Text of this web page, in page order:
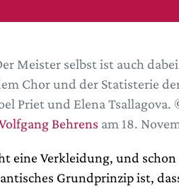
Meister selbst ist auch
Chor und der Statisterie
Priet und Elena Tsallagova.
Behrens am 18.
eine Verkleidung, und schon
Grundprinzip ist,